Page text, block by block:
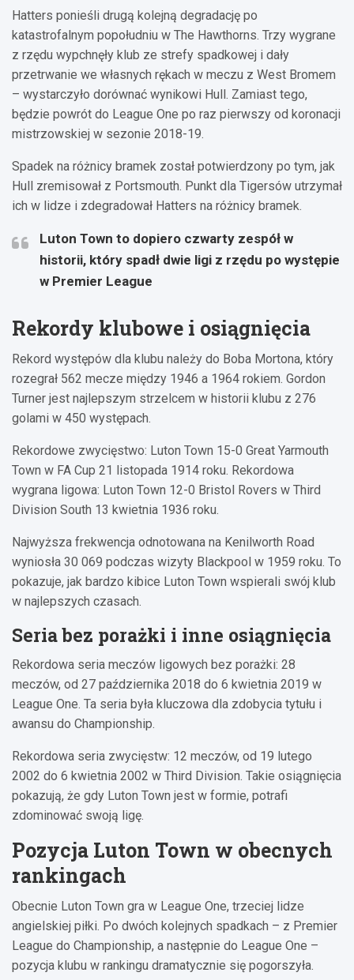
Hatters ponieśli drugą kolejną degradację po
katastrofalnym popołudniu w The Hawthorns. Trzy wygrane
z rzędu wypchnęły klub ze strefy spadkowej i dały
przetrwanie we własnych rękach w meczu z West Bromem
– wystarczyło dorównać wynikowi Hull. Zamiast tego,
będzie powrót do League One po raz pierwszy od koronacji
mistrzowskiej w sezonie 2018-19.
Spadek na różnicy bramek został potwierdzony po tym, jak
Hull zremisował z Portsmouth. Punkt dla Tigersów utrzymał
ich w lidze i zdegradował Hatters na różnicy bramek.
Luton Town to dopiero czwarty zespół w
historii, który spadł dwie ligi z rzędu po występie
w Premier League
Rekordy klubowe i osiągnięcia
Rekord występów dla klubu należy do Boba Mortona, który
rozegrał 562 mecze między 1946 a 1964 rokiem. Gordon
Turner jest najlepszym strzelcem w historii klubu z 276
golami w 450 występach.
Rekordowe zwycięstwo: Luton Town 15-0 Great Yarmouth
Town w FA Cup 21 listopada 1914 roku. Rekordowa
wygrana ligowa: Luton Town 12-0 Bristol Rovers w Third
Division South 13 kwietnia 1936 roku.
Najwyższa frekwencja odnotowana na Kenilworth Road
wyniosła 30 069 podczas wizyty Blackpool w 1959 roku. To
pokazuje, jak bardzo kibice Luton Town wspierali swój klub
w najlepszych czasach.
Seria bez porażki i inne osiągnięcia
Rekordowa seria meczów ligowych bez porażki: 28
meczów, od 27 października 2018 do 6 kwietnia 2019 w
League One. Ta seria była kluczowa dla zdobycia tytułu i
awansu do Championship.
Rekordowa seria zwycięstw: 12 meczów, od 19 lutego
2002 do 6 kwietnia 2002 w Third Division. Takie osiągnięcia
pokazują, że gdy Luton Town jest w formie, potrafi
zdominować swoją ligę.
Pozycja Luton Town w obecnych
rankingach
Obecnie Luton Town gra w League One, trzeciej lidze
angielskiej piłki. Po dwóch kolejnych spadkach – z Premier
League do Championship, a następnie do League One –
pozycja klubu w rankingu dramatycznie się pogorszyła.